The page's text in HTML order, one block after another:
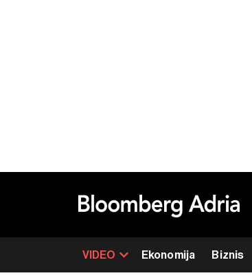
VIDEO Ekonomija Biznis